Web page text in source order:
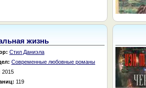
жизнь
Стил Даниэла
Современные любовные романы
2015
119